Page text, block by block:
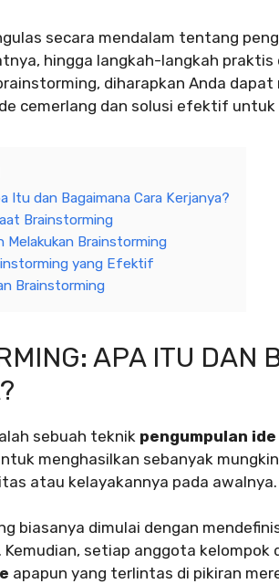
secara mendalam tentang
hingga langkah-langkah praktis
diharapkan Anda
cemerlang dan solusi efektif
Itu dan Bagaimana Cara Kerjanya?
Brainstorming
Melakukan Brainstorming
yang Efektif
Brainstorming
APA ITU DAN
sebuah teknik pengumpulan ide
menghasilkan sebanyak
atau kelayakannya pada awalnya.
biasanya dimulai dengan
Kemudian, setiap anggota
apapun yang terlintas di pikiran